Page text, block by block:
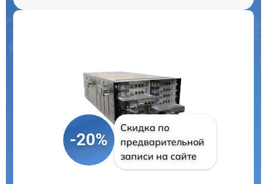
-20%
Скидка по
предварительной
записи на сайте